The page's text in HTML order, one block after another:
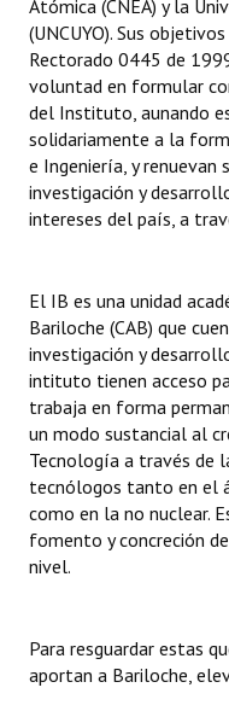
Atómica (CNEA) y la
(UNCUYO). Sus
Rectorado 0445 de
voluntad en formular
del Instituto, aunando
solidariamente a la
e Ingeniería, y
investigación y
intereses del país, a
El IB es una unidad
Bariloche (CAB) que
investigación y
intituto tienen acceso
trabaja en forma
un modo sustancial al
Tecnología a través de
tecnólogos tanto en el
como en la no nuclear.
fomento y concreción
nivel.
Para resguardar estas
aportan a Bariloche,